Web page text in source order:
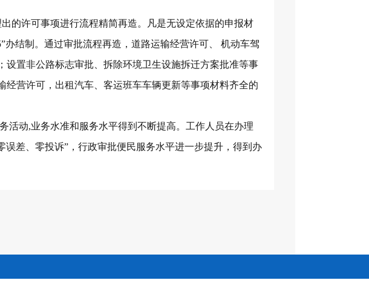
的许可事项进行流程精简再造。凡是无设定依据的申报材
办结制。通过审批流程再造，道路运输经营许可、 机动车驾
设置非公路标志审批、拆除环境卫生设施拆迁方案批准等事
营许可，出租汽车、客运班车车辆更新等事项材料齐全的
活动,业务水准和服务水平得到不断提高。工作人员在办理
差、零投诉”，行政审批便民服务水平进一步提升，得到办